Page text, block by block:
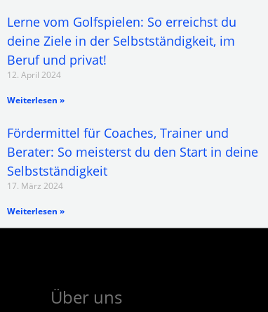
Lerne vom Golfspielen: So erreichst du
deine Ziele in der Selbstständigkeit, im
Beruf und privat!
12. April 2024
Weiterlesen »
Fördermittel für Coaches, Trainer und
Berater: So meisterst du den Start in deine
Selbstständigkeit
17. März 2024
Weiterlesen »
Über uns